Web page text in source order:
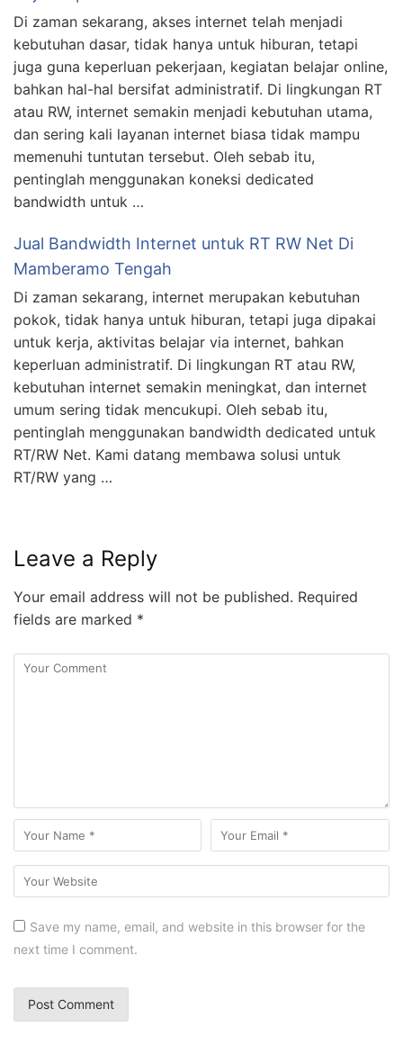
Di zaman sekarang, akses internet telah menjadi
kebutuhan dasar, tidak hanya untuk hiburan, tetapi
juga guna keperluan pekerjaan, kegiatan belajar online,
bahkan hal-hal bersifat administratif. Di lingkungan RT
atau RW, internet semakin menjadi kebutuhan utama,
dan sering kali layanan internet biasa tidak mampu
memenuhi tuntutan tersebut. Oleh sebab itu,
pentinglah menggunakan koneksi dedicated
bandwidth untuk …
Jual Bandwidth Internet untuk RT RW Net Di
Mamberamo Tengah
Di zaman sekarang, internet merupakan kebutuhan
pokok, tidak hanya untuk hiburan, tetapi juga dipakai
untuk kerja, aktivitas belajar via internet, bahkan
keperluan administratif. Di lingkungan RT atau RW,
kebutuhan internet semakin meningkat, dan internet
umum sering tidak mencukupi. Oleh sebab itu,
pentinglah menggunakan bandwidth dedicated untuk
RT/RW Net. Kami datang membawa solusi untuk
RT/RW yang …
Leave a Reply
Your email address will not be published. Required
fields are marked *
Save my name, email, and website in this browser for the
next time I comment.